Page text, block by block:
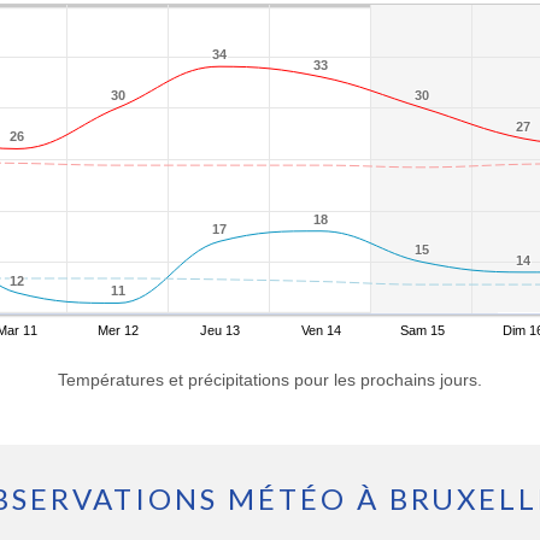
26
26
30
30
34
34
33
33
30
30
27
27
12
12
11
11
17
17
18
18
15
15
14
14
11 Mer 12 Jeu 13 Ven 14 Sam 15 Dim
Températures et précipitations pour les prochains jours.
MÉTÉO À